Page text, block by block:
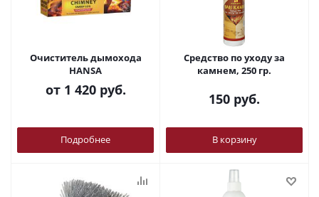
Очиститель дымохода
HANSA
от 1 420 руб.
Подробнее
Средство по уходу за
камнем, 250 гр.
150 руб.
В корзину